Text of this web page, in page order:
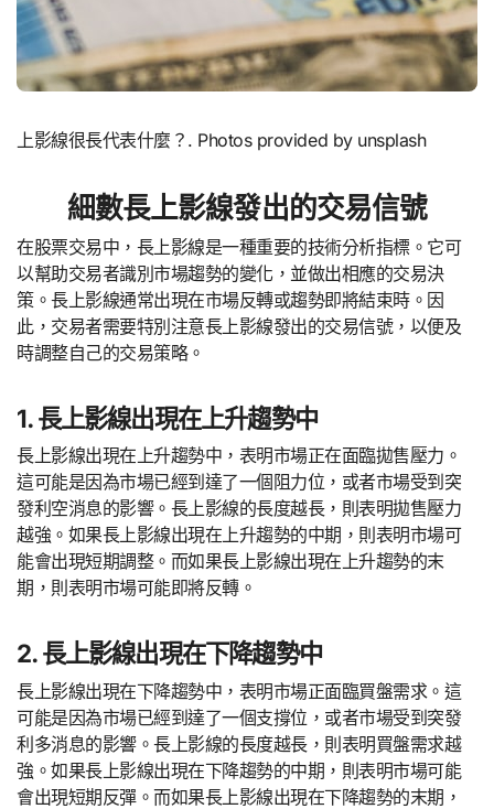
上影線很長代表什麼？. Photos provided by unsplash
細數長上影線發出的交易信號
在股票交易中，長上影線是一種重要的技術分析指標。它可
以幫助交易者識別市場趨勢的變化，並做出相應的交易決
策。長上影線通常出現在市場反轉或趨勢即將結束時。因
此，交易者需要特別注意長上影線發出的交易信號，以便及
時調整自己的交易策略。
1. 長上影線出現在上升趨勢中
長上影線出現在上升趨勢中，表明市場正在面臨拋售壓力。
這可能是因為市場已經到達了一個阻力位，或者市場受到突
發利空消息的影響。長上影線的長度越長，則表明拋售壓力
越強。如果長上影線出現在上升趨勢的中期，則表明市場可
能會出現短期調整。而如果長上影線出現在上升趨勢的末
期，則表明市場可能即將反轉。
2. 長上影線出現在下降趨勢中
長上影線出現在下降趨勢中，表明市場正面臨買盤需求。這
可能是因為市場已經到達了一個支撐位，或者市場受到突發
利多消息的影響。長上影線的長度越長，則表明買盤需求越
強。如果長上影線出現在下降趨勢的中期，則表明市場可能
會出現短期反彈。而如果長上影線出現在下降趨勢的末期，